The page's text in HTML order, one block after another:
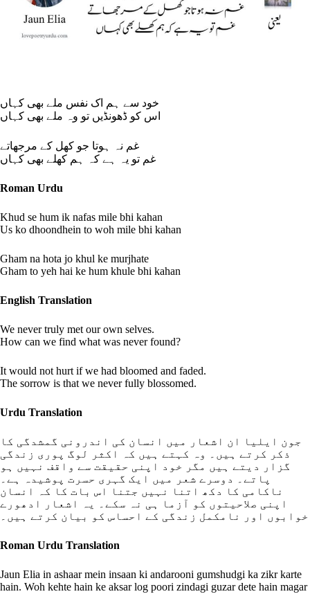
خود سے ہم اک نفس ملے بھی کہاں
اس کو ڈھونڈیں تو وہ ملے بھی کہاں
غم نہ ہوتا جو کھل کے مرجھاتے
غم تو یہ ہے کہ ہم کھلے بھی کہاں
Roman Urdu
Khud se hum ik nafas mile bhi kahan
Us ko dhoondhein to woh mile bhi kahan
Gham na hota jo khul ke murjhate
Gham to yeh hai ke hum khule bhi kahan
English Translation
We never truly met our own selves.
How can we find what was never found?
It would not hurt if we had bloomed and faded.
The sorrow is that we never fully blossomed.
Urdu Translation
جون ایلیا ان اشعار میں انسان کی اندرونی گمشدگی کا
ذکر کرتے ہیں۔ وہ کہتے ہیں کہ اکثر لوگ پوری زندگی
گزار دیتے ہیں مگر خود اپنی حقیقت سے واقف نہیں ہو
پاتے۔ دوسرے شعر میں ایک گہری حسرت پوشیدہ ہے۔
ناکامی کا دکھ اتنا نہیں جتنا اس بات کا کہ انسان
اپنی صلاحیتوں کو آزما ہی نہ سکے۔ یہ اشعار ادھورے
خوابوں اور نامکمل زندگی کے احساس کو بیان کرتے ہیں۔
Roman Urdu Translation
Jaun Elia in ashaar mein insaan ki andarooni gumshudgi ka zikr karte
hain. Woh kehte hain ke aksar log poori zindagi guzar dete hain magar